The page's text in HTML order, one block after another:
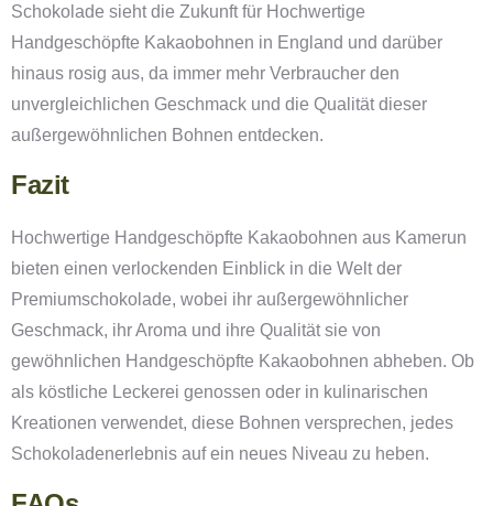
Schokolade sieht die Zukunft für Hochwertige
Handgeschöpfte Kakaobohnen in England und darüber
hinaus rosig aus, da immer mehr Verbraucher den
unvergleichlichen Geschmack und die Qualität dieser
außergewöhnlichen Bohnen entdecken.
Fazit
Hochwertige Handgeschöpfte Kakaobohnen aus Kamerun
bieten einen verlockenden Einblick in die Welt der
Premiumschokolade, wobei ihr außergewöhnlicher
Geschmack, ihr Aroma und ihre Qualität sie von
gewöhnlichen Handgeschöpfte Kakaobohnen abheben. Ob
als köstliche Leckerei genossen oder in kulinarischen
Kreationen verwendet, diese Bohnen versprechen, jedes
Schokoladenerlebnis auf ein neues Niveau zu heben.